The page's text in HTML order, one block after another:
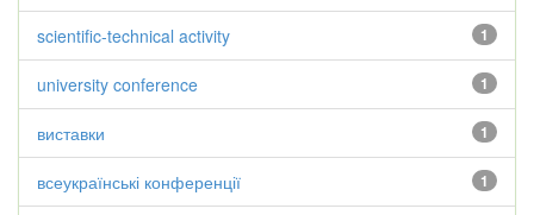
1
scientific-technical activity
1
university conference
1
виставки
1
всеукраїнські конференції